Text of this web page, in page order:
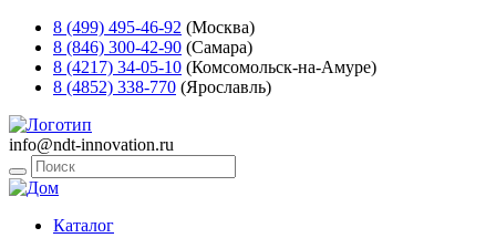
8 (499) 495-46-92 (Москва)
8 (846) 300-42-90 (Самара)
8 (4217) 34-05-10 (Комсомольск-на-Амуре)
8 (4852) 338-770 (Ярославль)
info@ndt-innovation.ru
Каталог